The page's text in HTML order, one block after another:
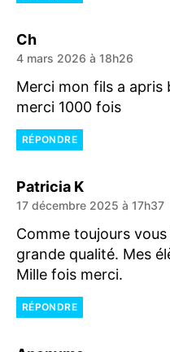
Chdit :
4 mars 2026 à 18h26
Merci mon fils a apris
merci 1000 fois
RÉPONDRE
Patricia Kdit :
17 décembre 2025 à 17h37
Comme toujours
grande qualité. Mes
Mille fois merci.
RÉPONDRE